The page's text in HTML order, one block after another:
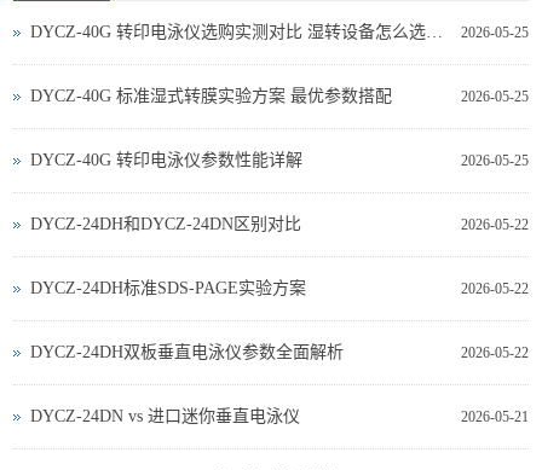
2026-05-25
DYCZ-40G 转印电泳仪选购实测对比 湿转设备怎么选不踩坑
2026-05-25
DYCZ-40G 标准湿式转膜实验方案 最优参数搭配
2026-05-25
DYCZ-40G 转印电泳仪参数性能详解
2026-05-22
DYCZ-24DH和DYCZ-24DN区别对比
2026-05-22
DYCZ-24DH标准SDS-PAGE实验方案
2026-05-22
DYCZ-24DH双板垂直电泳仪参数全面解析
2026-05-21
DYCZ‑24DN vs 进口迷你垂直电泳仪